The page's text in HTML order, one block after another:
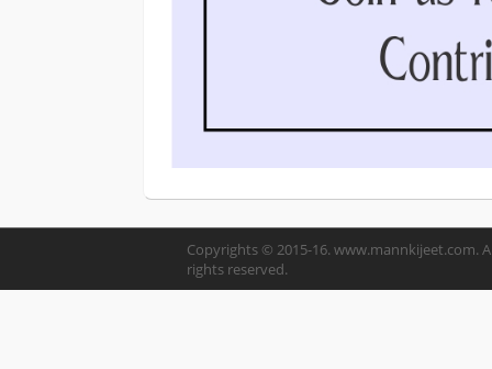
Copyrights © 2015-16. www.mannkijeet.com.
rights reserved.